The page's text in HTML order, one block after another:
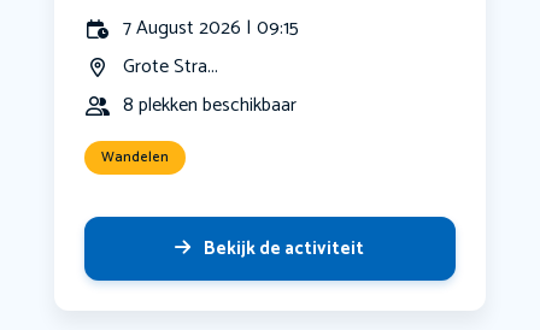
7 August 2026 | 09:15
Grote Stra...
8 plekken beschikbaar
Wandelen
Bekijk de activiteit